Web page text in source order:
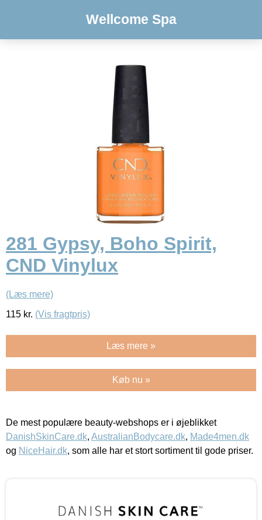
Wellcome Spa
281 Gypsy, Boho Spirit,
CND Vinylux
(Læs mere)
115 kr. (Vis fragtpris)
Læs mere »
Køb nu »
De mest populære beauty-webshops er i øjeblikket
DanishSkinCare.dk, AustralianBodycare.dk, Made4men.dk
og NiceHair.dk, som alle har et stort sortiment til gode priser.